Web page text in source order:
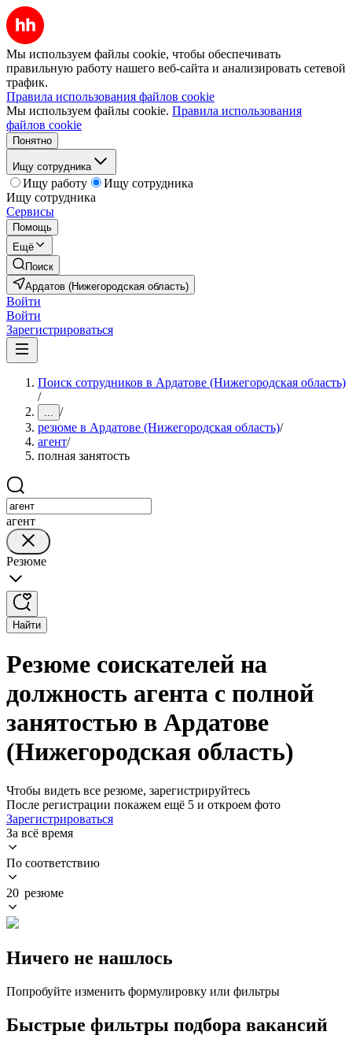
Мы используем файлы cookie, чтобы обеспечивать
правильную работу нашего веб-сайта и анализировать сетевой
трафик.
Правила использования файлов cookie
Мы используем файлы cookie. Правила использования
файлов cookie
Понятно
Ищу сотрудника
Ищу работу
Ищу сотрудника
Ищу сотрудника
Сервисы
Помощь
Ещё
Поиск
Ардатов (Нижегородская область)
Войти
Войти
Зарегистрироваться
Поиск сотрудников в Ардатове (Нижегородская область)
/
... /
резюме в Ардатове (Нижегородская область)/
агент/
полная занятость
агент
Резюме
Найти
Резюме соискателей на
должность агента с полной
занятостью в Ардатове
(Нижегородская область)
Чтобы видеть все резюме, зарегистрируйтесь
После регистрации покажем ещё 5 и откроем фото
Зарегистрироваться
За всё время
По соответствию
20 резюме
Ничего не нашлось
Попробуйте изменить формулировку или фильтры
Быстрые фильтры подбора вакансий